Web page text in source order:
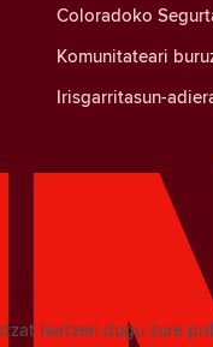
Coloradoko
Komunitateari
Irisgarritasun-
hartzen dugu zure